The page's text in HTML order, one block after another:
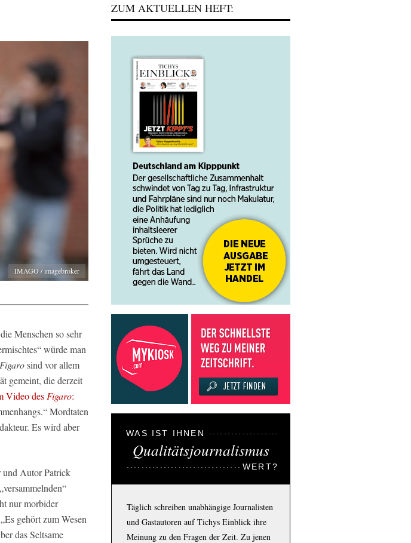
IMAGO / imagebroker
Menschen so sehr
würde man
Figarosind vor allem
gemeint, die derzeit
Video des Figaro:
Mordtaten
Es wird aber
und Autor Patrick
nur morbider
gehört zum Wesen
das Seltsame
ZUM AKTUELLEN HEFT:
WAS IST IHNEN
Qualitätsjournalismus
WERT?
Täglich schreiben unabhängige Journalisten
und Gastautoren auf Tichys Einblick ihre
Meinung zu den Fragen der Zeit. Zu jenen